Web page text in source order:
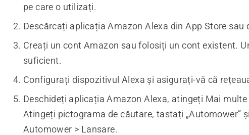
pe care o utilizați.
Descărcați aplicația Amazon Alexa din App Store sau
Creați un cont Amazon sau folosiți un cont existent.
suficient.
Configurați dispozitivul Alexa și asigurați-vă că
Deschideți aplicația Amazon Alexa, atingeți Mai
Atingeți pictograma de căutare, tastați „Automower”
Automower > Lansare.